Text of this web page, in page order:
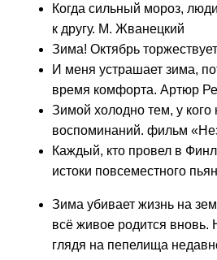
Когда сильный мороз,
к другу. М. Жванецкий
Зима! Октябрь
И меня устрашает зима,
время комфорта. Артюр
Зимой холодно тем, у кого
воспоминаний. фильм
Каждый, кто провел в
истоки повсеместного
Зима убивает жизнь на
всё живое родится вновь.
глядя на пепелища